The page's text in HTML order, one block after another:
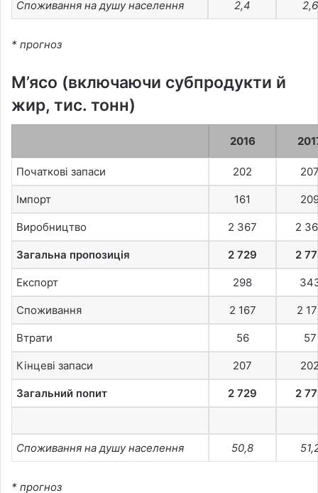
Споживання на душу населення 2,4 2,6
* прогноз
М’ясо (включаючи субпродукти й
жир, тис. тонн)
2016
Початкові запаси 202
Імпорт 161
Виробництво 2 367 2
Загальна пропозиція 2 729 2
Експорт 298
Споживання 2 167 2
Втрати 56 57
Кінцеві запаси 207
Загальний попит 2 729 2
Споживання на душу населення 50,8
* прогноз